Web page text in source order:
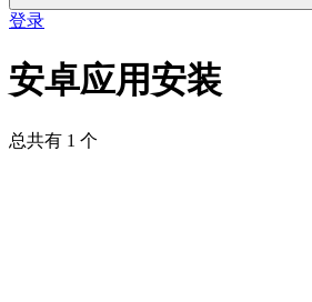
登录
安卓应用安装
总共有 1 个